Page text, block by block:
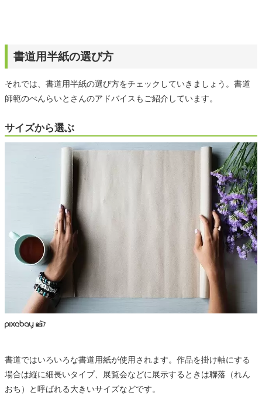
書道用半紙の選び方
それでは、書道用半紙の選び方をチェックしていきましょう。書道
師範のぺんらいとさんのアドバイスもご紹介しています。
サイズから選ぶ
書道ではいろいろな書道用紙が使用されます。作品を掛け軸にする
場合は縦に細長いタイプ、展覧会などに展示するときは聯落（れん
おち）と呼ばれる大きいサイズなどです。